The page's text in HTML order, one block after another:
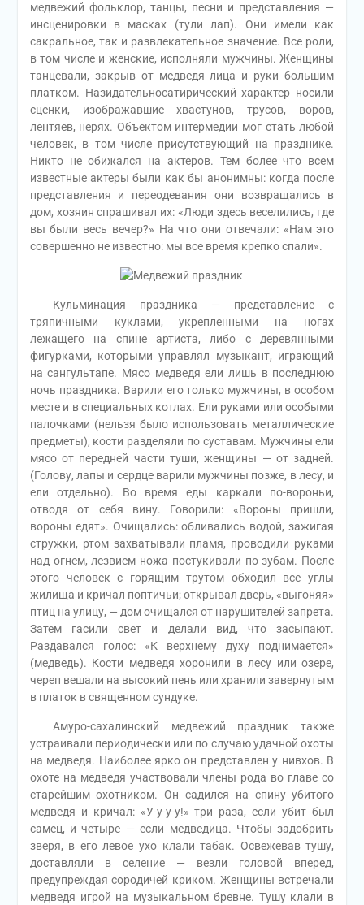
медвежий фольклор, танцы, песни и представления —
инсценировки в масках (тули лап). Они имели как
сакральное, так и развлекательное значение. Все роли,
в том числе и женские, исполняли мужчины. Женщины
танцевали, закрыв от медведя лица и руки большим
платком. Назидательносатирический характер носили
сценки, изображавшие хвастунов, трусов, воров,
лентяев, нерях. Объектом интермедии мог стать любой
человек, в том числе присутствующий на празднике.
Никто не обижался на актеров. Тем более что всем
известные актеры были как бы анонимны: когда после
представления и переодевания они возвращались в
дом, хозяин спрашивал их: «Люди здесь веселились, где
вы были весь вечер?» На что они отвечали: «Нам это
совершенно не известно: мы все время крепко спали».
Кульминация праздника — представление с
тряпичными куклами, укрепленными на ногах
лежащего на спине артиста, либо с деревянными
фигурками, которыми управлял музыкант, играющий
на сангультапе. Мясо медведя ели лишь в последнюю
ночь праздника. Варили его только мужчины, в особом
месте и в специальных котлах. Ели руками или особыми
палочками (нельзя было использовать металлические
предметы), кости разделяли по суставам. Мужчины ели
мясо от передней части туши, женщины — от задней.
(Голову, лапы и сердце варили мужчины позже, в лесу, и
ели отдельно). Во время еды каркали по-вороньи,
отводя от себя вину. Говорили: «Вороны пришли,
вороны едят». Очищались: обливались водой, зажигая
стружки, ртом захватывали пламя, проводили руками
над огнем, лезвием ножа постукивали по зубам. После
этого человек с горящим трутом обходил все углы
жилища и кричал поптичьи; открывал дверь, «выгоняя»
птиц на улицу, — дом очищался от нарушителей запрета.
Затем гасили свет и делали вид, что засыпают.
Раздавался голос: «К верхнему духу поднимается»
(медведь). Кости медведя хоронили в лесу или озере,
череп вешали на высокий пень или хранили завернутым
в платок в священном сундуке.
Амуро-сахалинский медвежий праздник также
устраивали периодически или по случаю удачной охоты
на медведя. Наиболее ярко он представлен у нивхов. В
охоте на медведя участвовали члены рода во главе со
старейшим охотником. Он садился на спину убитого
медведя и кричал: «У-у-у-у!» три раза, если убит был
самец, и четыре — если медведица. Чтобы задобрить
зверя, в его левое ухо клали табак. Освежевав тушу,
доставляли в селение — везли головой вперед,
предупреждая сородичей криком. Женщины встречали
медведя игрой на музыкальном бревне. Тушу клали в